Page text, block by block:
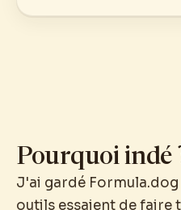
Pourquoi indé
J'ai gardé
outils essaient de faire